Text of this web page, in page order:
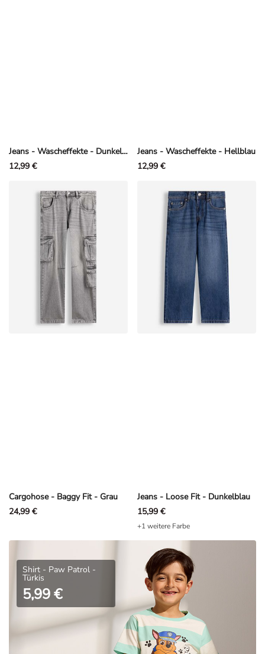
Jeans - Wascheffekte - Dunkelblau
12,99 €
Jeans - Wascheffekte - Hellblau
12,99 €
Cargohose - Baggy Fit - Grau
24,99 €
Jeans - Loose Fit - Dunkelblau
15,99 €
+1 weitere Farbe
Shirt - Paw Patrol -
Türkis
5,99 €